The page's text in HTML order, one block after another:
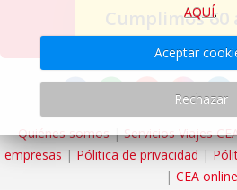
Cumplimos 60
Quiénes somos|Servicios Viajes
empresas | Pólitica de privacidad |
| CEA online
AQUÍ.
Aceptar
Rechazar